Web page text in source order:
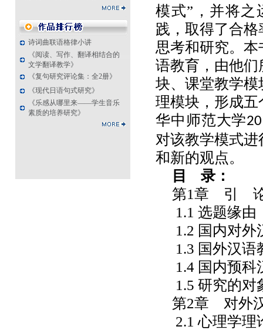
诗词曲联语格律小讲
《阅读、写作、翻译相结合的
文学翻译教学》
《复句研究评论集：全2册》
《现代日语句式研究》
《乐感从哪里来——学生音乐
素质的培养研究》
模式”，并将之
践，取得了合
思考和研究。
语教育，由他
块、课堂教学
理模块，形成
华中师范大学
对该教学模式
和新的观点。
目
录：
第1章 引
1.1 选题缘由
1.2 国内对外
1.3 国外汉语
1.4 国内预科
1.5 研究的对
第2章 对外
2.1心理学理